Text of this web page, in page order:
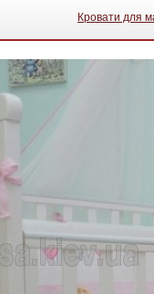
Кровати для